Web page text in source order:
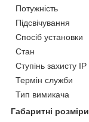
Потужність
Підсвічування
Спосіб установки
Стан
Ступінь захисту IP
Термін служби
Тип вимикача
Габаритні розміри